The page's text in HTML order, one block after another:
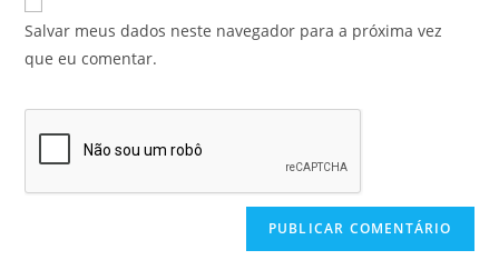
Salvar meus dados neste navegador para a próxima vez
que eu comentar.